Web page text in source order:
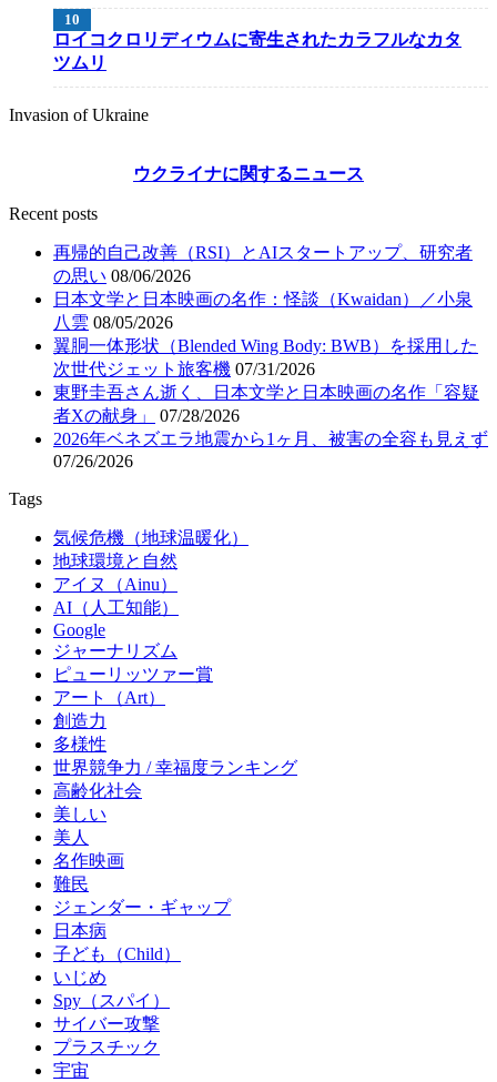
ロイコクロリディウムに寄生されたカラフルなカタ
ツムリ
Invasion of Ukraine
ウクライナに関するニュース
Recent posts
再帰的自己改善（RSI）とAIスタートアップ、研究者
の思い 08/06/2026
日本文学と日本映画の名作：怪談（Kwaidan）／小泉
八雲 08/05/2026
翼胴一体形状（Blended Wing Body: BWB）を採用した
次世代ジェット旅客機 07/31/2026
東野圭吾さん逝く、日本文学と日本映画の名作「容疑
者Xの献身」
07/28/2026
2026年ベネズエラ地震から1ヶ月、被害の全容も見えず
07/26/2026
Tags
気候危機（地球温暖化）
地球環境と自然
アイヌ（Ainu）
AI（人工知能）
Google
ジャーナリズム
ピューリッツァー賞
アート（Art）
創造力
多様性
世界競争力 / 幸福度ランキング
高齢化社会
美しい
美人
名作映画
難民
ジェンダー・ギャップ
日本病
子ども（Child）
いじめ
Spy（スパイ）
サイバー攻撃
プラスチック
宇宙